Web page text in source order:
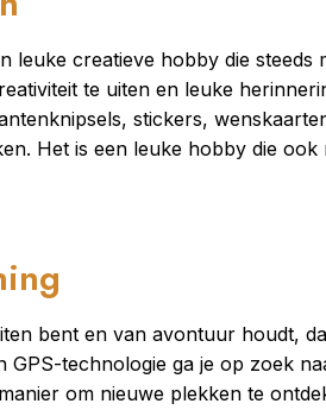
leuke creatieve hobby die
te uiten en leuke
stickers,
Het is een leuke hobby die
bent en van avontuur houdt,
GPS-technologie ga je op zoek
om nieuwe plekken te